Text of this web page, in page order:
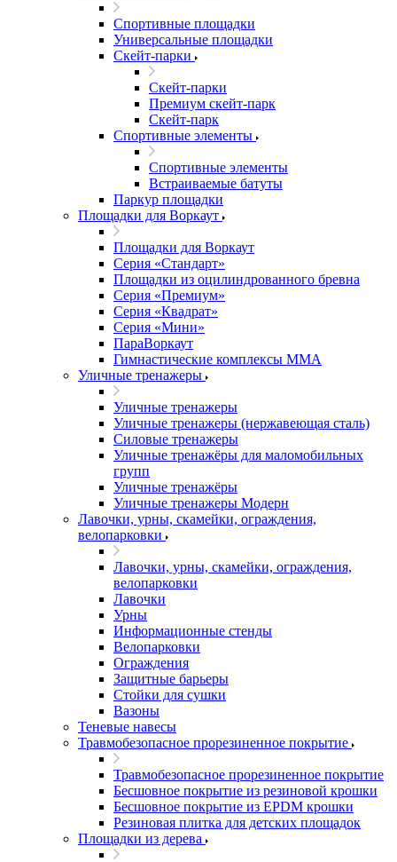
Спортивные площадки
Универсальные площадки
Скейт-парки
Скейт-парки
Премиум скейт-парк
Скейт-парк
Спортивные элементы
Спортивные элементы
Встраиваемые батуты
Паркур площадки
Площадки для Воркаут
Площадки для Воркаут
Серия «Стандарт»
Площадки из оцилиндрованного бревна
Серия «Премиум»
Серия «Квадрат»
Серия «Мини»
ПараВоркаут
Гимнастические комплексы ММА
Уличные тренажеры
Уличные тренажеры
Уличные тренажеры (нержавеющая сталь)
Силовые тренажеры
Уличные тренажёры для маломобильных
групп
Уличные тренажёры
Уличные тренажеры Модерн
Лавочки, урны, скамейки, ограждения,
велопарковки
Лавочки, урны, скамейки, ограждения,
велопарковки
Лавочки
Урны
Информационные стенды
Велопарковки
Ограждения
Защитные барьеры
Стойки для сушки
Вазоны
Теневые навесы
Травмобезопасное прорезиненное покрытие
Травмобезопасное прорезиненное покрытие
Бесшовное покрытие из резиновой крошки
Бесшовное покрытие из EPDM крошки
Резиновая плитка для детских площадок
Площадки из дерева